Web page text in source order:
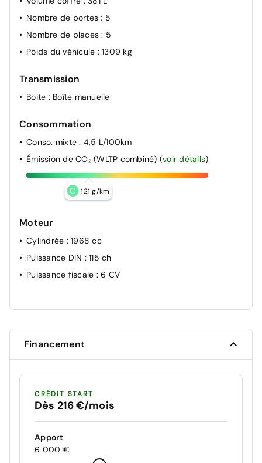
Nombre de portes: 5
Nombre de places: 5
Poids du véhicule : 1309 kg
Transmission
Boite : Boîte manuelle
Consommation
Conso. mixte: 4,5 L/100km
Émission de CO₂ (WLTP combiné) (voir détails)
C 121 g/km
Moteur
Cylindrée : 1968 cc
Puissance DIN : 115 ch
Puissance fiscale : 6 CV
Financement
CRÉDIT START
Dès 216 €/mois
Apport
6 000 €